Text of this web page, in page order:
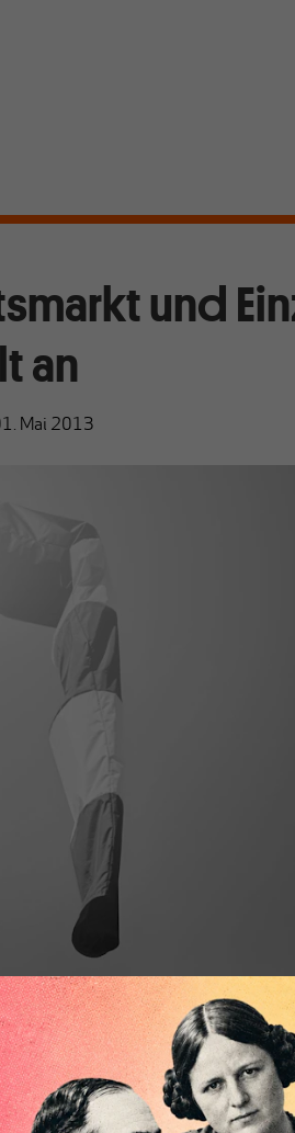
und
an
Mai 2013
Arbeitsmarkt und zum
bestätigen unsere
Trotz der zum Teil euphorischen